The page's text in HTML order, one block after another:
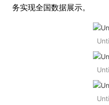
务实现全国数据展示。